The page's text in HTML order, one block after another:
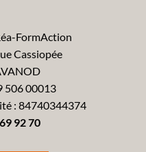
FormAction
Cassiopée
506 00013
: 84740344374
92 70